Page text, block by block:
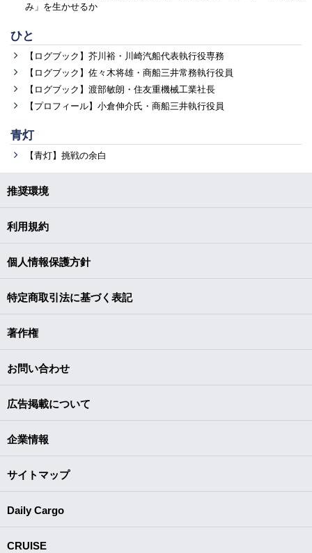
み」を生かせるか
ひと
【ログブック】芥川裕・川崎汽船代表執行役専務
【ログブック】佐々木将雄・商船三井常務執行役員
【ログブック】渡部敏朗・住友重機械工業社長
【プロフィール】小倉伸介氏・商船三井執行役員
青灯
【青灯】挑戦の余白
推奨環境
利用規約
個人情報保護方針
特定商取引法に基づく表記
著作権
お問い合わせ
広告掲載について
企業情報
サイトマップ
Daily Cargo
CRUISE